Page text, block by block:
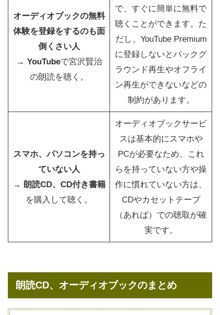
オーディオブックの無料
体験を登録をするのも面
倒くさい人
→ YouTubeで宮沢賢治
の朗読を聴く。
で、すぐに簡単に無料で
聴くことができます。た
だし、YouTube Premium
に登録しないとバックグ
ラウンド再生やオフライ
ン再生ができないなどの
制約があります。
スマホ、パソコンを持っ
ていない人
→ 朗読CD、CD付き書籍
を購入して聴く。
オーディオブックサービ
スは基本的にスマホや
PCが必要なため、これ
らを持っていない方や操
作に慣れていない方は、
CDやカセットテープ
（あれば）での聴取が確
実です。
朗読CD、オーディオブックのまとめ